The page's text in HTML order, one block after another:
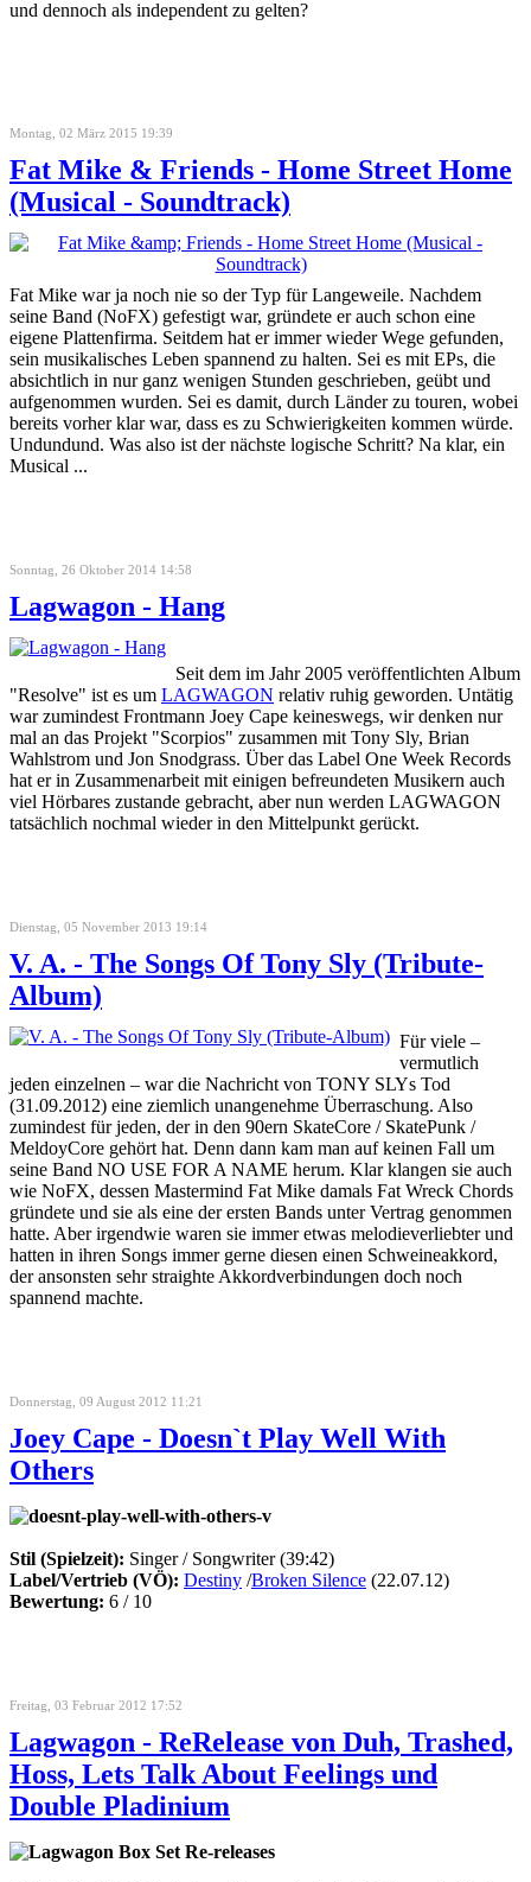
und dennoch als independent zu gelten?
Montag, 02 März 2015 19:39
Fat Mike & Friends - Home Street Home
(Musical - Soundtrack)
Fat Mike war ja noch nie so der Typ für Langeweile. Nachdem
seine Band (NoFX) gefestigt war, gründete er auch schon eine
eigene Plattenfirma. Seitdem hat er immer wieder Wege gefunden,
sein musikalisches Leben spannend zu halten. Sei es mit EPs, die
absichtlich in nur ganz wenigen Stunden geschrieben, geübt und
aufgenommen wurden. Sei es damit, durch Länder zu touren, wobei
bereits vorher klar war, dass es zu Schwierigkeiten kommen würde.
Undundund. Was also ist der nächste logische Schritt? Na klar, ein
Musical ...
Sonntag, 26 Oktober 2014 14:58
Lagwagon - Hang
Seit dem im Jahr 2005 veröffentlichten Album
"Resolve" ist es um LAGWAGON relativ ruhig geworden. Untätig
war zumindest Frontmann Joey Cape keineswegs, wir denken nur
mal an das Projekt "Scorpios" zusammen mit Tony Sly, Brian
Wahlstrom und Jon Snodgrass. Über das Label One Week Records
hat er in Zusammenarbeit mit einigen befreundeten Musikern auch
viel Hörbares zustande gebracht, aber nun werden LAGWAGON
tatsächlich nochmal wieder in den Mittelpunkt gerückt.
Dienstag, 05 November 2013 19:14
V. A. - The Songs Of Tony Sly (Tribute-
Album)
Für viele –
vermutlich
jeden einzelnen – war die Nachricht von TONY SLYs Tod
(31.09.2012) eine ziemlich unangenehme Überraschung. Also
zumindest für jeden, der in den 90ern SkateCore / SkatePunk /
MeldoyCore gehört hat. Denn dann kam man auf keinen Fall um
seine Band NO USE FOR A NAME herum. Klar klangen sie auch
wie NoFX, dessen Mastermind Fat Mike damals Fat Wreck Chords
gründete und sie als eine der ersten Bands unter Vertrag genommen
hatte. Aber irgendwie waren sie immer etwas melodieverliebter und
hatten in ihren Songs immer gerne diesen einen Schweineakkord,
der ansonsten sehr straighte Akkordverbindungen doch noch
spannend machte.
Donnerstag, 09 August 2012 11:21
Joey Cape - Doesn`t Play Well With
Others
Stil (Spielzeit): Singer / Songwriter (39:42)
Label/Vertrieb (VÖ): Destiny /Broken Silence (22.07.12)
Bewertung: 6 / 10
Freitag, 03 Februar 2012 17:52
Lagwagon - ReRelease von Duh, Trashed,
Hoss, Lets Talk About Feelings und
Double Pladinium